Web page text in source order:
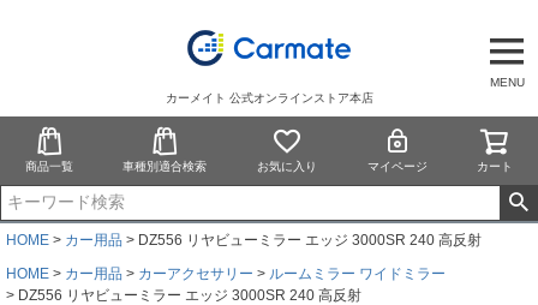
MENU
カーメイト 公式オンラインストア本店
商品一覧 車種別適合検索 お気に入り マイページ カート
HOME カー用品
DZ556 リヤビューミラー エッジ 3000SR 240 高反射
HOME
カー用品 カーアクセサリー
ルームミラー ワイドミラー
DZ556 リヤビューミラー エッジ 3000SR 240 高反射